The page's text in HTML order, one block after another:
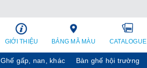
GIỚI THIỆU BẢNG MÃ MÀU CATALOGUE
Ghế gấp, nan, khác Bàn ghế hội trường